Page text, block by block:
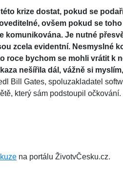
krize dostat, pokud se
ovšem pokud se
komunikována. Je nutné
zcela evidentní. Nesmyslné
roce bychom se mohli vrátit k
nešířila dál, vážně si
Bill Gates, spoluzakladatel
který sám podstoupil očkování.
na portálu ŽivotvČesku.cz.